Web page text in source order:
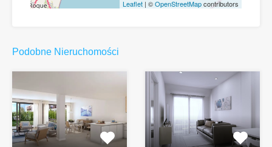
Leaflet | ©OpenStreetMapcontributors
Podobne Nieruchomości